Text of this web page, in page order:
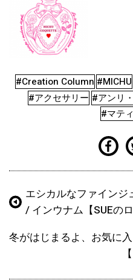
#Creation Column #MICHU
#アクセサリー #アンリ
#マテ
エシカルなファイン
/ インウナム【SUEの
冬がはじまるよ、お気に